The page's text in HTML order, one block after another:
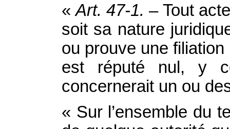
«Art. 47‑1. – Tout
soit sa nature
ou prouve une
est réputé nul, y
concernerait un ou
« Sur l’ensemble du